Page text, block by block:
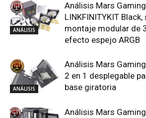
ANÁLISIS
Análisis Mars
LINKFINITYKIT
montaje modular de
efecto espejo ARGB
ANÁLISIS
Análisis Mars
2 en 1 desplegable
base giratoria
Análisis Mars